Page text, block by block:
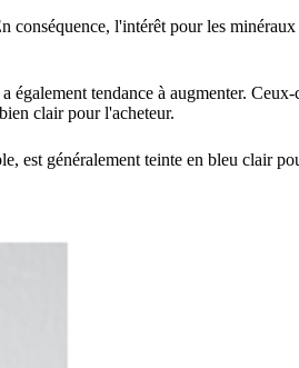
l'intérêt pour les
tendance à augmenter.
clair pour l'acheteur.
est généralement teinte en bleu clair